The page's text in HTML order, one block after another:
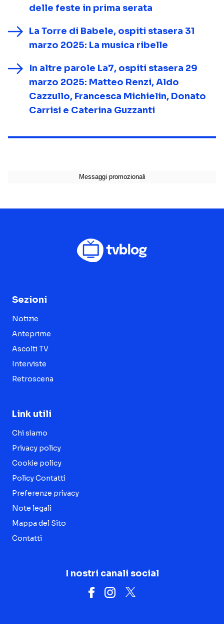
delle feste in prima serata
La Torre di Babele, ospiti stasera 31
marzo 2025: La musica ribelle
In altre parole La7, ospiti stasera 29
marzo 2025: Matteo Renzi, Aldo
Cazzullo, Francesca Michielin, Donato
Carrisi e Caterina Guzzanti
Sezioni
Notizie
Anteprime
Ascolti TV
Interviste
Retroscena
Link utili
Chi siamo
Privacy policy
Cookie policy
Policy Contatti
Preferenze privacy
Note legali
Mappa del Sito
Contatti
I nostri canali social